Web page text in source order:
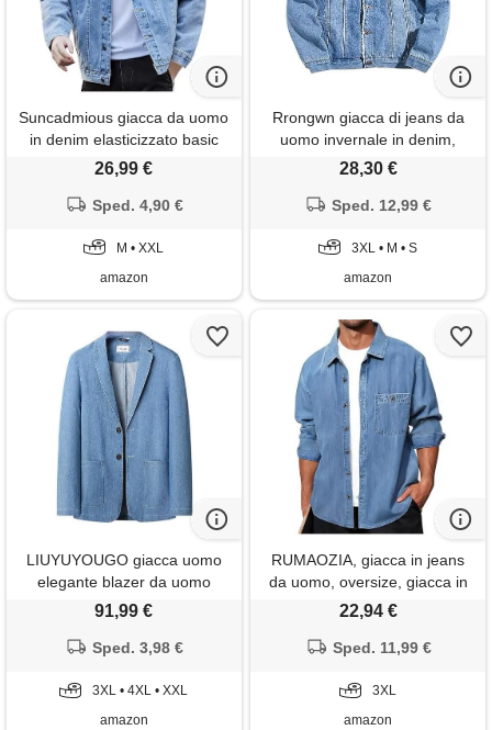
Suncadmious giacca da uomo
in denim elasticizzato basic
primavera e autunno giacca
bell'aspetto giacca a maniche
tasche (azzurro, m)
26,99 €
Sped. 4,90 €
M • XXL
amazon
Rrongwn giacca di jeans da
uomo invernale in denim,
calda imbottitura, alla moda,
casual, tinta unita, per le
bu2, s
28,30 €
Sped. 12,99 €
3XL • M • S
amazon
LIUYUYOUGO giacca uomo
elegante blazer da uomo
elegante casual giacca da
blazer in denim di cotone
cappotti sportivi morbidi e
comodi jeans l
91,99 €
Sped. 3,98 €
3XL • 4XL • XXL
amazon
RUMAOZIA, giacca in jeans
da uomo, oversize, giacca in
denim, manica lunga, top
autunno, giacca in jeans,
giacca da cowboy,
abbigliamento
22,94 €
Sped. 11,99 €
3XL
amazon